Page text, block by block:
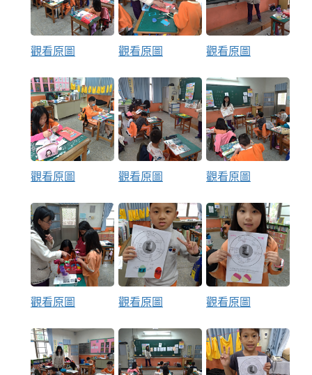
觀看原圖 觀看原圖 觀看原圖
觀看原圖 觀看原圖 觀看原圖
觀看原圖 觀看原圖 觀看原圖